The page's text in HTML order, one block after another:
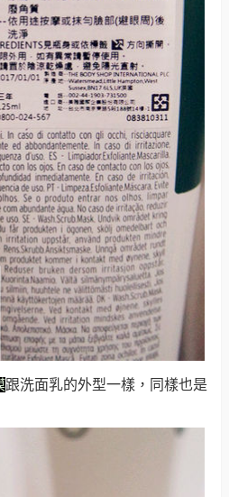
跟洗面乳的外型一樣，同樣也是